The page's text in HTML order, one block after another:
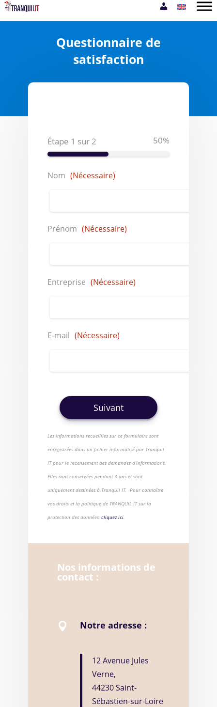
Questionnaire de
satisfaction
Étape 1 sur 2 50%
Nom (Nécessaire)
Prénom (Nécessaire)
Entreprise (Nécessaire)
E-mail (Nécessaire)
Suivant
Les informations recueillies sur ce formulaire sont
enregistrées dans un fichier informatisé par Tranquil
IT pour le recensement des demandes d’informations.
Elles sont conservées pendant 3 ans et sont
uniquement destinées à Tranquil IT. Pour connaître
vos droits et la politique de TRANQUIL IT sur la
protection des données,cliquez ici.
Nos informations de
contact :
 Notre adresse :
12 Avenue Jules
Verne,
44230 Saint-
Sébastien-sur-Loire